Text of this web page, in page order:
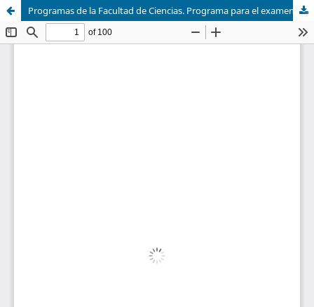
Programas de la Facultad de Ciencias. Programa para el examen de admisión al Curso preparatorio